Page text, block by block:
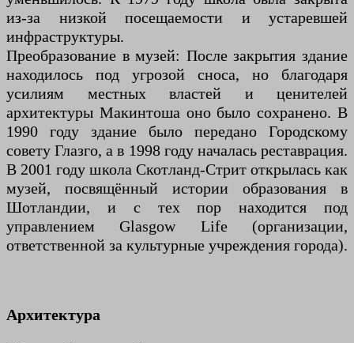
из-за низкой посещаемости и устаревшей
инфраструктуры.
Преобразование в музей: После закрытия здание
находилось под угрозой сноса, но благодаря
усилиям местных властей и ценителей
архитектуры Макинтоша оно было сохранено. В
1990 году здание было передано Городскому
совету Глазго, а в 1998 году началась реставрация.
В 2001 году школа Скотланд-Стрит открылась как
музей, посвящённый истории образования в
Шотландии, и с тех пор находится под
управлением Glasgow Life (организации,
ответственной за культурные учреждения города).
Архитектура